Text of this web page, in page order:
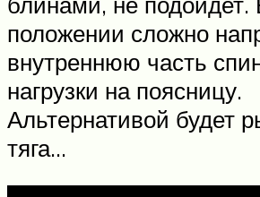
положении сложно
внутреннюю часть
нагрузки на поясницу.
Альтернативой будет
тяга…